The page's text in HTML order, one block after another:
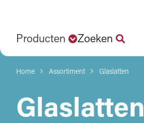
Producten Zoeken
Home Assortiment Glaslatten
Glaslatten